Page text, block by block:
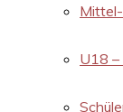
U18